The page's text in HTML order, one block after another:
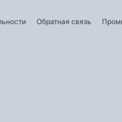
Обратная связь